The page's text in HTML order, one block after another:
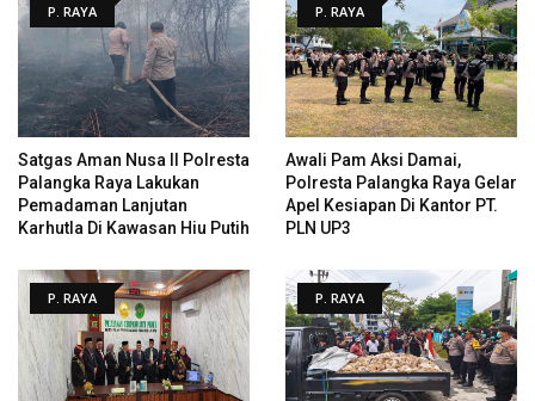
P. RAYA
Satgas Aman Nusa II Polresta
Palangka Raya Lakukan
Pemadaman Lanjutan
Karhutla Di Kawasan Hiu Putih
P. RAYA
Awali Pam Aksi Damai,
Polresta Palangka Raya Gelar
Apel Kesiapan Di Kantor PT.
PLN UP3
P. RAYA P. RAYA